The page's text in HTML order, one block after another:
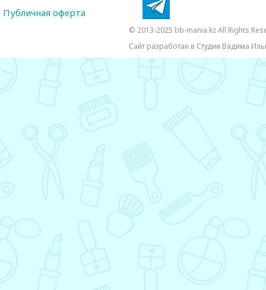
Публичная оферта
© 2013-2025 bb-mania.kz All Rights
Сайт разработан в Студии Вадима